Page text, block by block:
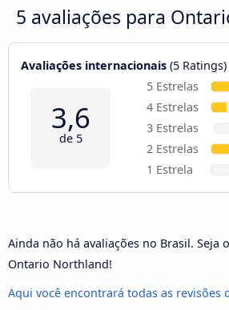
5 avaliações para
Avaliações internacionais (5 Ratings)
3,6
de 5
5 Estrelas
4 Estrelas
3 Estrelas
2 Estrelas
1 Estrela
Ainda não há avaliações no Brasil. Seja
Ontario Northland!
Aqui você encontrará todas as revisões